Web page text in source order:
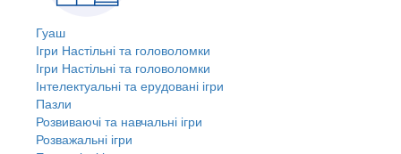
Гуаш
Ігри Настільні та головоломки
Ігри Настільні та головоломки
Інтелектуальні та ерудовані ігри
Пазли
Розвиваючі та навчальні ігри
Розважальні ігри